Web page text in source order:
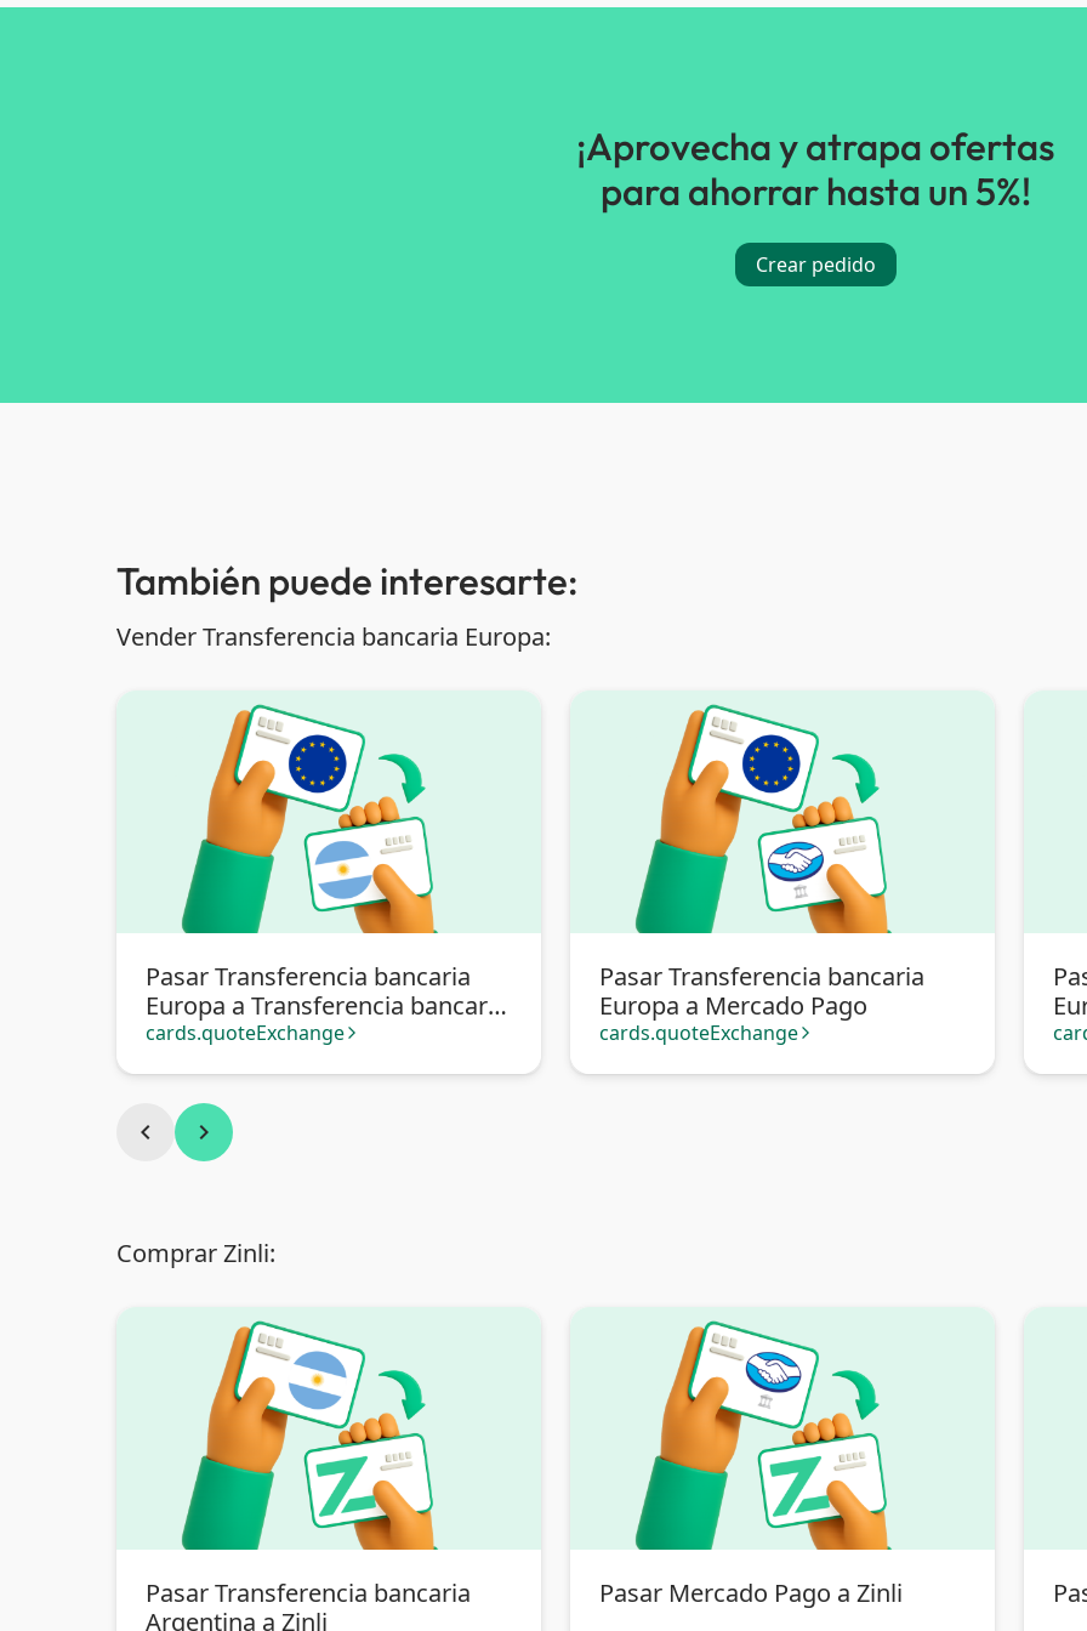
¡Aprovecha y atrapa ofertas
para ahorrar hasta un 5%!
Crear pedido
También puede interesarte:
Vender Transferencia bancaria Europa:
Pasar Transferencia bancaria
Europa a Transferencia bancaria
Argentina
cards.quoteExchange arrow_forward_ios
Pasar Transferencia bancaria
Europa a Mercado Pago
cards.quoteExchange arrow_forward_ios
chevron_left chevron_right
Comprar Zinli:
Pasar Transferencia bancaria
Argentina a Zinli
Pasar Mercado Pago a Zinli